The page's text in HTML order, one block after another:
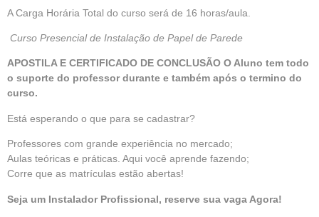
A Carga Horária Total do curso será de 16 horas/aula.
Curso Presencial de Instalação de Papel de Parede
APOSTILA E CERTIFICADO DE CONCLUSÃO O Aluno tem todo
o suporte do professor durante e também após o termino do
curso.
Está esperando o que para se cadastrar?
Professores com grande experiência no mercado;
Aulas teóricas e práticas. Aqui você aprende fazendo;
Corre que as matrículas estão abertas!
Seja um Instalador Profissional, reserve sua vaga Agora!